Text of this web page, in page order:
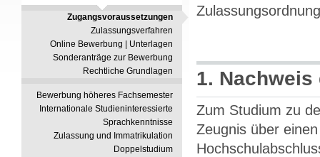
Zugangsvoraussetzungen
Zulassungsverfahren
Online Bewerbung | Unterlagen
Sonderanträge zur Bewerbung
Rechtliche Grundlagen
Bewerbung höheres Fachsemester
Internationale Studieninteressierte
Sprachkenntnisse
Zulassung und Immatrikulation
Doppelstudium
1.
Zum Studium zu
Zeugnis über